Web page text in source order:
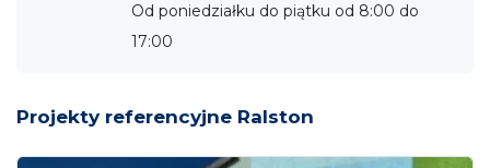
Od poniedziałku do piątku od 8:00 do
17:00
Projekty referencyjne Ralston